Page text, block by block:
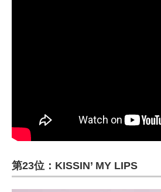
第23位：KISSIN’ MY LIPS